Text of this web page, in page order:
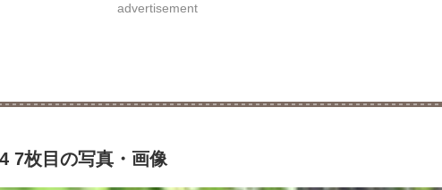
advertisement
7枚目の写真・画像